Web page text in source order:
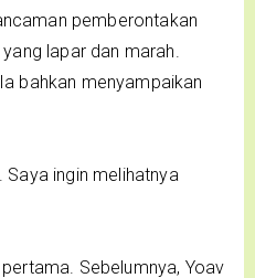
pemberontakan
lapar dan marah.
bahkan menyampaikan
Saya ingin melihatnya
Sebelumnya, Yoav